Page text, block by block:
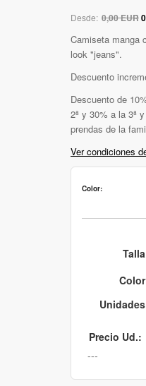
Desde: 0,00 EUR
Camiseta manga
look "jeans".
Descuento
Descuento de
2ª y 30% a la 3ª
prendas de la
Ver condiciones
Color:
Precio Ud.: